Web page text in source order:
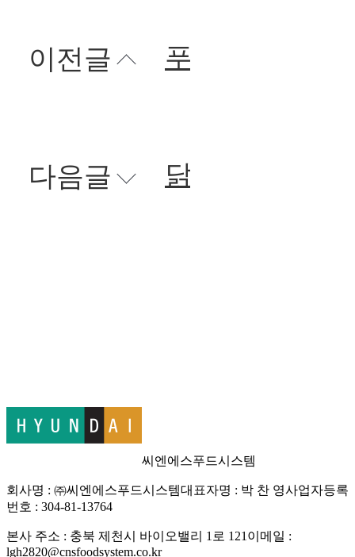
이전글
다음글
씨엔에스푸드시스템
회사명 : ㈜씨엔에스푸드시스템대표자명 : 박 찬 영사업자등록
번호 : 304-81-13764
본사 주소 : 충북 제천시 바이오밸리 1로 121 이메일 :
lgh2820@cnsfoodsystem.co.kr